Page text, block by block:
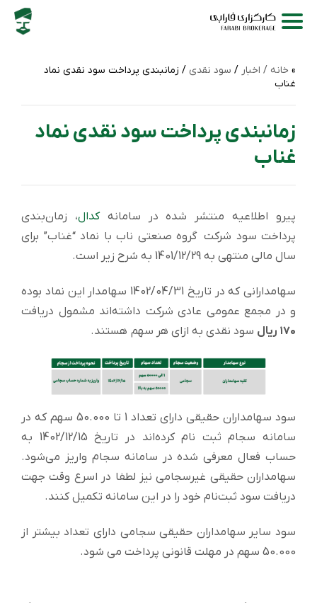
خانه / اخبار / سود نقدی / زمانبندی پرداخت سود نقدی نماد
غناب
زمانبندی پرداخت سود نقدی نماد
غناب
پیرو اطلاعیه منتشر شده در سامانه کدال، زمان‌بندی
پرداخت سود شرکت گروه صنعتی ناب با نماد “غناب” برای
سال مالی منتهی به 1401/12/29 به شرح زیر است.
سهامدارانی که در تاریخ 1402/04/31 سهامدار این نماد بوده
و در مجمع عمومی عادی شرکت داشته‌اند مشمول دریافت
۱۷۰ ریال
سود نقدی به ازای هر سهم هستند.
سود سهامداران حقیقی دارای تعداد 1 تا 50.000 سهم که در
سامانه سجام ثبت نام کرده‌اند در تاریخ 1402/12/15 به
حساب فعال معرفی شده در سامانه سجام واریز می‌شود.
سهامداران حقیقی غیرسجامی نیز لطفا در اسرع وقت جهت
دریافت سود ثبت‌نام خود را در این سامانه تکمیل کنند.
سود سایر سهامداران حقیقی سجامی دارای تعداد بیشتر از
50.000 سهم در مهلت قانونی پرداخت می شود.